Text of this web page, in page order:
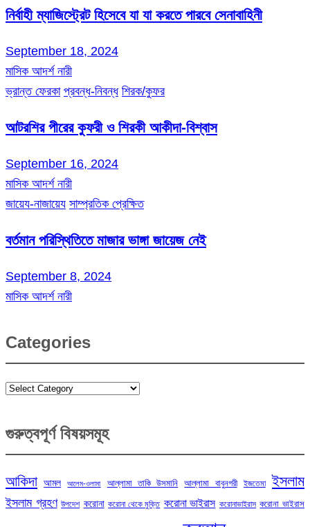
নির্বাহী ম্যাজিস্ট্রেট হিসেবে যা যা করতে পারবে সেনাবাহিনী
September 18, 2024
মাসিক আদর্শ নারী
ভ্রান্ত ফেরকা প্রবন্ধ-নিবন্ধ শিরক/কুফর
আটরশির পীরের কুফরী ও শিরকী আকীদা-বিশ্বাস
September 16, 2024
মাসিক আদর্শ নারী
জায়েয-নাজায়েয সাম্প্রতিক প্রেক্ষিত
বর্তমান পরিস্থিতিতে মাজার ভাঙ্গা জায়েজ নেই
September 8, 2024
মাসিক আদর্শ নারী
Categories
Categories
গুরুত্বপূর্ণ বিষয়সমূহ
আকিদা আমল আলেম-ওলামা আল্লামা তাকি উসমানি আল্লামা বাবুনগরী ইজতেমা ইসলাম
ইসলাম গ্রহণ উপদেশ করোনা করোনা থেকে মুক্তি করোনা ভাইরাস করোনাভাইরাস করোনা ভাইরাস